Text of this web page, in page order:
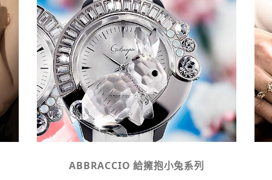
ABBRACCIO 給擁抱小兔系列